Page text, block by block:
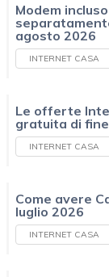
Modem
agosto 2026
INTERNET CASA
Le offerte
gratuita di
INTERNET CASA
Come avere
luglio 2026
INTERNET CASA